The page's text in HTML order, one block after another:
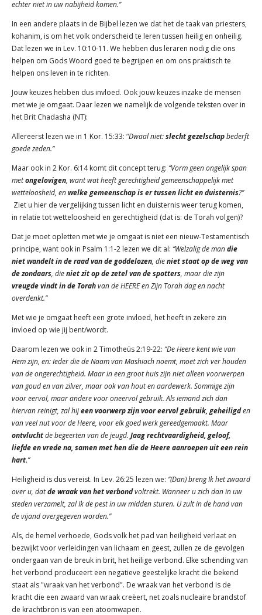
echter niet in uw nabijheid komen.’’
In een andere plaats in de Bijbel lezen we dat het de taak van priesters,
kohanim, is om het volk onderscheid te leren tussen heilig en onheilig.
Dat lezen we in Lev. 10:10-11. We hebben dus leraren nodig die ons
helpen om Gods Woord goed te begrijpen en om ons praktisch te
helpen ons leven in te richten.
Jouw keuzes hebben dus invloed. Ook jouw keuzes inzake de mensen
met wie je omgaat. Daar lezen we namelijk de volgende teksten over in
het Brit Chadasha (NT):
Allereerst lezen we in 1 Kor. 15:33: ‘’Dwaal niet:slecht gezelschapbederft
goede zeden.’’
Maar ook in 2 Kor. 6:14 komt dit concept terug: ‘’Vorm geen ongelijk span
metongelovigen, want wat heeft gerechtigheid gemeenschappelijk met
wetteloosheid, enwelke gemeenschap is er tussen licht en duisternis?’’
Ziet u hier de vergelijking tussen licht en duisternis weer terug komen,
in relatie tot wetteloosheid en gerechtigheid (dat is: de Torah volgen)?
Dat je moet opletten met wie je omgaat is niet een nieuw-Testamentisch
principe, want ook in Psalm 1:1-2 lezen we dit al: ‘’Welzalig de mandie
niet wandelt in de raad van de goddelozen, dieniet staat op de weg van
de zondaars, dieniet zit op de zetel van de spotters, maar die zijn
vreugde vindt in de Torahvan de HEERE en Zijn Torah dag en nacht
overdenkt.’’
Met wie je omgaat heeft een grote invloed, het heeft in zekere zin
invloed op wie jij bent/wordt.
Daarom lezen we ook in 2 Timotheüs 2:19-22: ‘’De Heere kent wie van
Hem zijn, en: Ieder die de Naam van Mashiach noemt, moet zich ver houden
van de ongerechtigheid. Maar in een groot huis zijn niet alleen voorwerpen
van goud en van zilver, maar ook van hout en aardewerk. Sommige zijn
voor eervol, maar andere voor oneervol gebruik. Als iemand zich dan
hiervan reinigt, zal hijeen voorwerp zijn voor eervol gebruik, geheiligden
van veel nut voor de Heere, voor elk goed werk gereedgemaakt. Maar
ontvluchtde begeerten van de jeugd. Jaag rechtvaardigheid, geloof,
liefde en vrede na, samen met hen die de Heere aanroepen uit een rein
hart.’’
Heiligheid is dus vereist. In Lev. 26:25 lezen we: ‘’(Dan) breng Ik het zwaard
over u, datde wraak van het verbondvoltrekt. Wanneer u zich dan in uw
steden verzamelt, zal Ik de pest in uw midden sturen. U zult in de hand van
de vijand overgegeven worden.’’
Als, de hemel verhoede, Gods volk het pad van heiligheid verlaat en
bezwijkt voor verleidingen van lichaam en geest, zullen ze de gevolgen
ondergaan van de breuk in brit, het heilige verbond. Elke schending van
het verbond produceert een negatieve geestelijke kracht die bekend
staat als "wraak van het verbond". De wraak van het verbond is de
kracht die een zwaard van wraak creëert, net zoals nucleaire brandstof
de krachtbron is van een atoomwapen.